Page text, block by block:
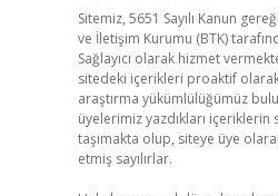
Sitemiz, 5651 Sayılı Kanun
ve İletişim Kurumu (BTK)
Sağlayıcı olarak hizmet
sitedeki içerikleri proaktif
araştırma yükümlülüğümüz
üyelerimiz yazdıkları içeriklerin
taşımakta olup, siteye üye
etmiş sayılırlar.